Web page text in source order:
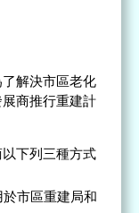
解決市區老化
商推行重建計
下列三種方式
市區重建局和